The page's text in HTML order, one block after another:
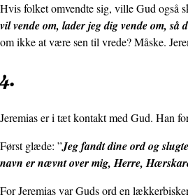
Hvis folket omvendte sig, ville Gud også
vil vende om, lader jeg dig vende om,
om ikke at være sen til vrede? Måske.
4.
Jeremias er i tæt kontakt med Gud. Han
Først glæde: ”Jeg fandt dine ord og
navn er nævnt over mig, Herre,
For Jeremias var Guds ord en